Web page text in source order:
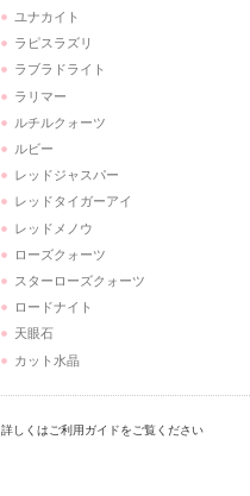
ユナカイト
ラピスラズリ
ラブラドライト
ラリマー
ルチルクォーツ
ルビー
レッドジャスパー
レッドタイガーアイ
レッドメノウ
ローズクォーツ
スターローズクォーツ
ロードナイト
天眼石
カット水晶
詳しくはご利用ガイドをご覧ください